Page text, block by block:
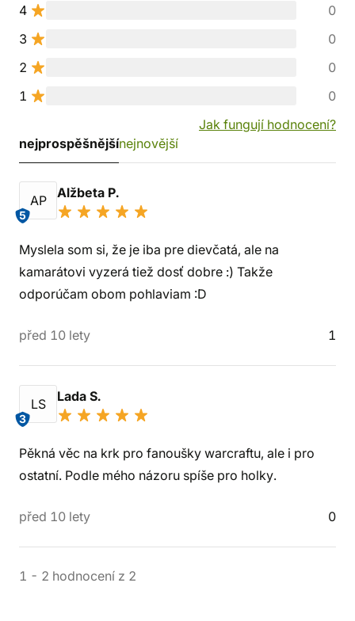
4
0
3
0
2
0
1
0
Jak fungují hodnocení?
nejprospěšnějšínejnovější
AP
5
Alžbeta P.
Myslela som si, že je iba pre dievčatá, ale na
kamarátovi vyzerá tiež dosť dobre :) Takže
odporúčam obom pohlaviam :D
před 10 lety 1
LS
3
Lada S.
Pěkná věc na krk pro fanoušky warcraftu, ale i pro
ostatní. Podle mého názoru spíše pro holky.
před 10 lety 0
1 - 2 hodnocení z 2